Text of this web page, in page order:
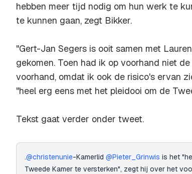
hebben meer tijd nodig om hun werk te
te kunnen gaan, zegt Bikker.
"Gert-Jan Segers is ooit samen met
gekomen. Toen had ik op voorhand niet
voorhand, omdat ik ook de risico's ervan
"heel erg eens met het pleidooi om de
Tekst gaat verder onder tweet.
.@christenunie-Kamerlid @Pieter_Grinwis is het
Tweede Kamer te versterken", zegt hij over het